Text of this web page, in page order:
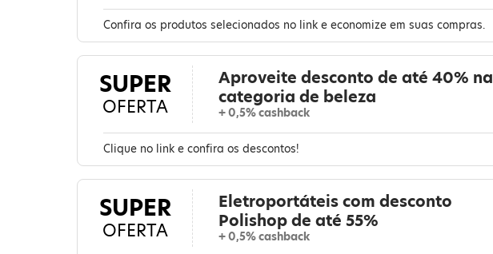
Confira os produtos selecionados no link e economize em suas compras.
SUPER
OFERTA
Aproveite desconto de até 40% na
categoria de beleza
+ 0,5% cashback
Clique no link e confira os descontos!
SUPER
OFERTA
Eletroportáteis com desconto
Polishop de até 55%
+ 0,5% cashback